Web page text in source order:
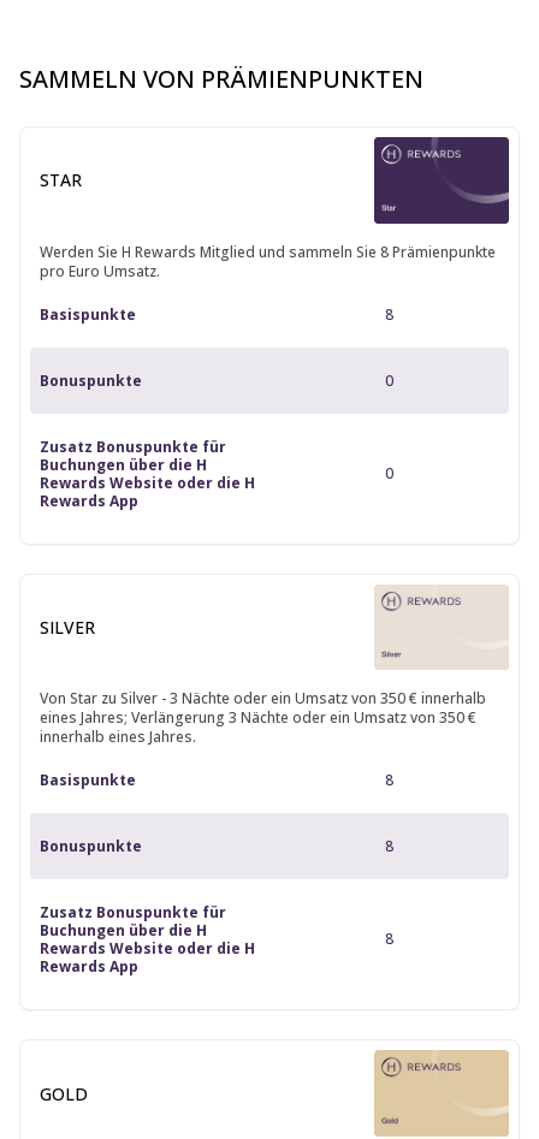
SAMMELN VON PRÄMIENPUNKTEN
STAR
Werden Sie H Rewards Mitglied und sammeln Sie 8 Prämienpunkte
pro Euro Umsatz.
Basispunkte 8
Bonuspunkte 0
Zusatz Bonuspunkte für
Buchungen über die H
Rewards Website oder die H
Rewards App
0
SILVER
Von Star zu Silver - 3 Nächte oder ein Umsatz von 350 € innerhalb
eines Jahres; Verlängerung 3 Nächte oder ein Umsatz von 350 €
innerhalb eines Jahres.
Basispunkte 8
Bonuspunkte 8
Zusatz Bonuspunkte für
Buchungen über die H
Rewards Website oder die H
Rewards App
8
GOLD